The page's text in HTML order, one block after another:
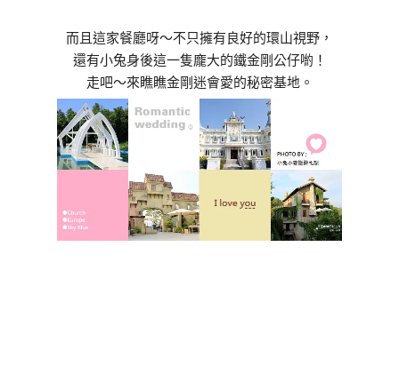
而且這家餐廳呀～不只擁有良好的環山視野，
還有小兔身後這一隻龐大的鐵金剛公仔喲！
走吧～來瞧瞧金剛迷會愛的秘密基地。